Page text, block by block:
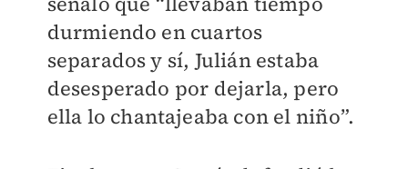
durmiendo en cuartos
separados y sí, Julián estaba
desesperado por dejarla, pero
ella lo chantajeaba con el niño”.